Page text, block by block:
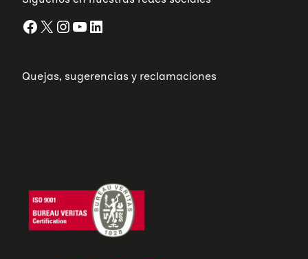
Facebook X InstagramYouTube LinkedIn
Quejas, sugerencias y reclamaciones